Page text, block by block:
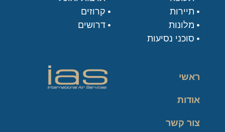
תיירות
מלונות
סוכני נסיעות
קרוזים
דרושים
ראשי
אודות
צור קשר